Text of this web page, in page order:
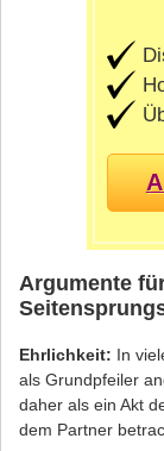
Argumente
Ehrlichkeit: In
als Grundpfeiler
daher als ein Akt
dem Partner